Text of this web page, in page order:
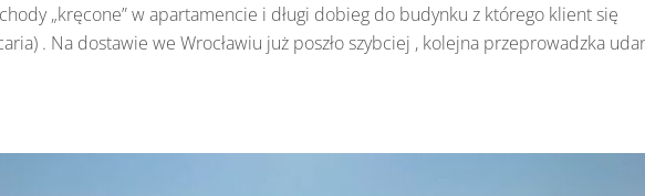
„kręcone” w apartamencie i długi dobieg do budynku z którego klient się
. Na dostawie we Wrocławiu już poszło szybciej , kolejna przeprowadzka